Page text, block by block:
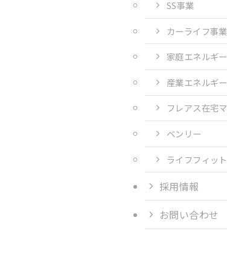
SS事業
カーライフ事業
家庭エネルギ
産業エネルギ
フレアス在宅
ベンリー
ライフフィット
採用情報
お問い合わせ